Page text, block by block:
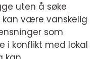
uten å søke
kan være vanskelig
som
i konflikt med lokal